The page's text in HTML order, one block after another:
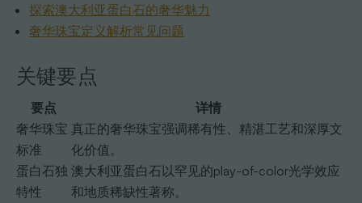
探索澳大利亚蛋白石的奢华魅力
奢华珠宝定义解析常见问题
关键要点
要点
详情
奢华珠宝
标准
真正的奢华珠宝强调稀有性、精湛工艺和深厚文
化价值。
蛋白石独
特性
澳大利亚蛋白石以罕见的play-of-color光学效应
和地质稀缺性著称。